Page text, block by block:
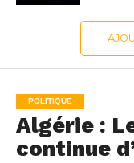
POLITIQUE
Algérie :
continue